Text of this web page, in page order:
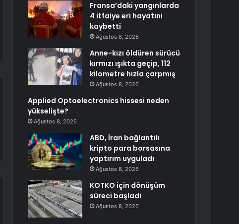
Fransa’daki yangınlarda
4 itfaiye eri hayatını
kaybetti
Ağustos 8, 2026
Anne-kızı öldüren sürücü
kırmızı ışıkta geçip, 112
kilometre hızla çarpmış
Ağustos 8, 2026
Applied Optoelectronics hissesi neden
yükselişte?
Ağustos 8, 2026
ABD, İran bağlantılı
kripto para borsasına
yaptırım uyguladı
Ağustos 8, 2026
KOTKO için dönüşüm
süreci başladı
Ağustos 8, 2026